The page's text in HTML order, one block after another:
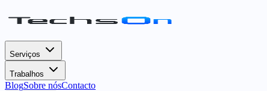
Serviços
Trabalhos
BlogSobre nósContacto